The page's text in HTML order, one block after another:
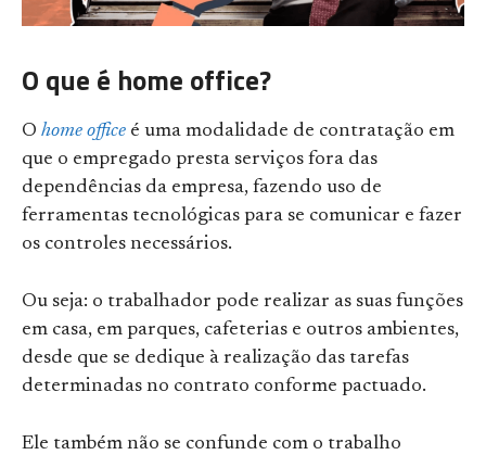
O que é home office?
O home office é uma modalidade de contratação em
que o empregado presta serviços fora das
dependências da empresa, fazendo uso de
ferramentas tecnológicas para se comunicar e fazer
os controles necessários.
Ou seja: o trabalhador pode realizar as suas funções
em casa, em parques, cafeterias e outros ambientes,
desde que se dedique à realização das tarefas
determinadas no contrato conforme pactuado.
Ele também não se confunde com o trabalho